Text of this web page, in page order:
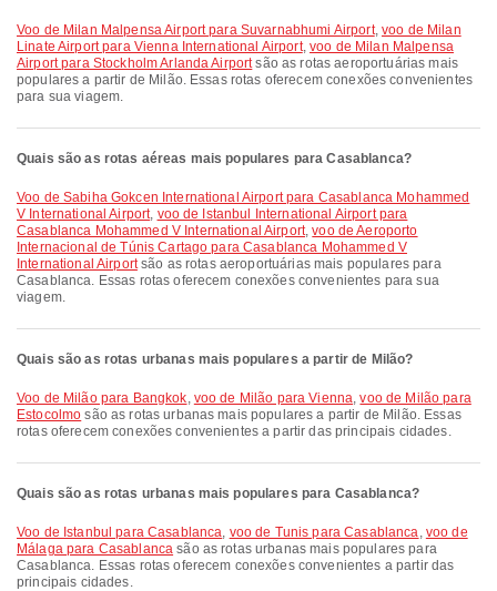
voo de Milan Malpensa Airport para Suvarnabhumi Airport, voo de Milan
Linate Airport para Vienna International Airport,voo de Milan Malpensa
Airport para Stockholm Arlanda Airportsão as rotas aeroportuárias mais
populares a partir de Milão. Essas rotas oferecem conexões convenientes
para sua viagem.
Quais são as rotas aéreas mais populares para Casablanca?
voo de Sabiha Gokcen International Airport para Casablanca Mohammed
V International Airport, voo de Istanbul International Airport para
Casablanca Mohammed V International Airport,voo de Aeroporto
Internacional de Túnis Cartago para Casablanca Mohammed V
International Airportsão as rotas aeroportuárias mais populares para
Casablanca. Essas rotas oferecem conexões convenientes para sua
viagem.
Quais são as rotas urbanas mais populares a partir de Milão?
voo de Milão para Bangkok, voo de Milão para Vienna,voo de Milão para
Estocolmo são as rotas urbanas mais populares a partir de Milão. Essas
rotas oferecem conexões convenientes a partir das principais cidades.
Quais são as rotas urbanas mais populares para Casablanca?
voo de Istanbul para Casablanca, voo de Tunis para Casablanca, voo de
Málaga para Casablanca são as rotas urbanas mais populares para
Casablanca. Essas rotas oferecem conexões convenientes a partir das
principais cidades.